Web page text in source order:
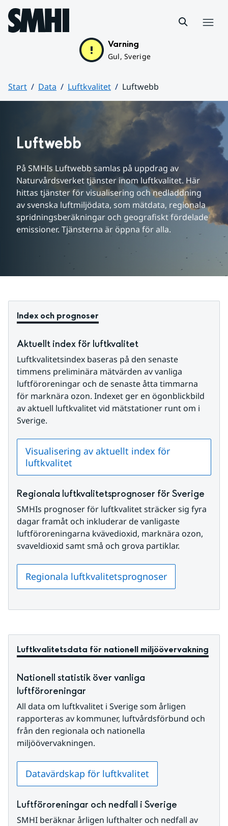
Hoppa till sidans innehåll
Varning
Gul, Sverige
Start Data Luftkvalitet
Luftwebb
Luftwebb
På SMHIs Luftwebb samlas på uppdrag av
Naturvårdsverket tjänster inom luftkvalitet. Här
hittas tjänster för visualisering och nedladdning
av svenska luftmiljödata, som mätdata, regionala
spridningsberäkningar och geografiskt fördelade
emissioner. Tjänsterna är öppna för alla.
Index och prognoser
Aktuellt index för luftkvalitet
Luftkvalitetsindex baseras på den senaste
timmens preliminära mätvärden av vanliga
luftföroreningar och de senaste åtta timmarna
för marknära ozon. Indexet ger en ögonblickbild
av aktuell luftkvalitet vid mätstationer runt om i
Sverige.
Visualisering av aktuellt index för
luftkvalitet
Regionala luftkvalitetsprognoser för Sverige
SMHIs prognoser för luftkvalitet sträcker sig fyra
dagar framåt och inkluderar de vanligaste
luftföroreningarna kvävedioxid, marknära ozon,
svaveldioxid samt små och grova partiklar.
Regionala luftkvalitetsprognoser
Luftkvalitetsdata för nationell miljöövervakning
Nationell statistik över vanliga
luftföroreningar
All data om luftkvalitet i Sverige som årligen
rapporteras av kommuner, luftvårdsförbund och
från den regionala och nationella
miljöövervakningen.
Datavärdskap för luftkvalitet
Luftföroreningar och nedfall i Sverige
SMHI beräknar årligen lufthalter och nedfall av